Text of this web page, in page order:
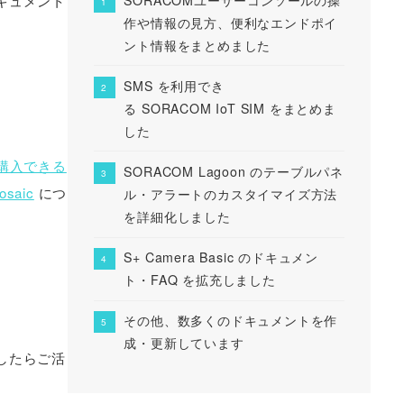
入できる
につ
たらご活
作や情報の見方、便利なエンドポイ
ント情報をまとめました
SMS を利用でき
る SORACOM IoT SIM をまとめま
した
SORACOM Lagoon のテーブルパネ
ル・アラートのカスタイマイズ方法
を詳細化しました
S+ Camera Basic のドキュメン
ト・FAQ を拡充しました
その他、数多くのドキュメントを作
成・更新しています